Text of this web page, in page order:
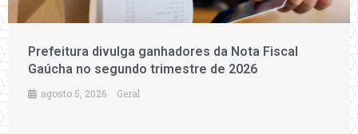
Prefeitura divulga ganhadores da Nota Fiscal
Gaúcha no segundo trimestre de 2026
agosto 5, 2026 Geral